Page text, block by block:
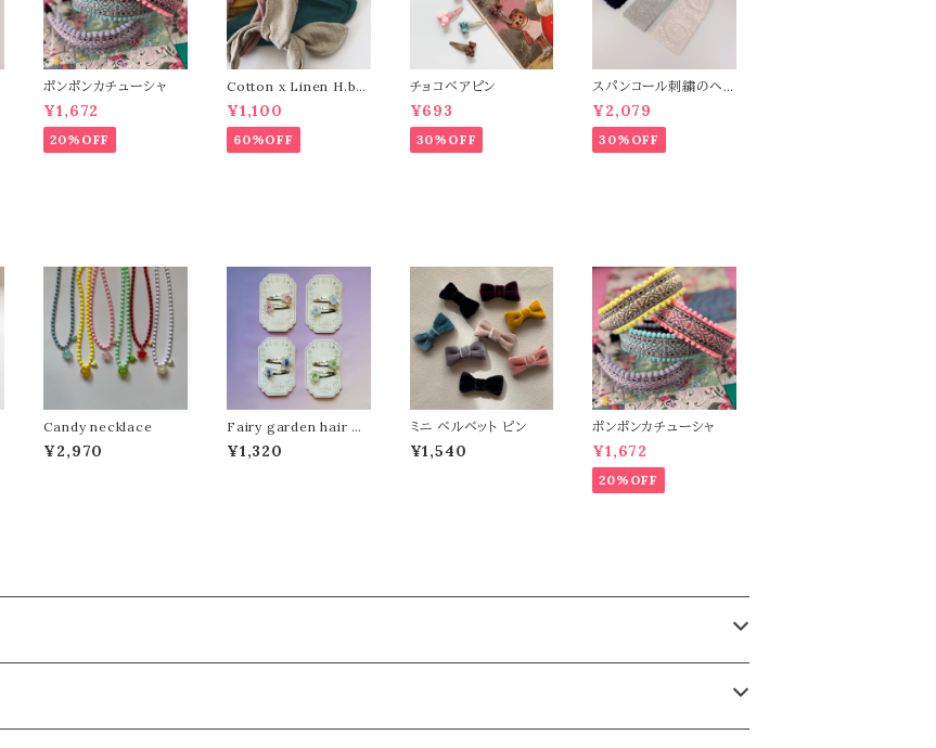
ポンポンカチューシャ
¥1,672
20%OFF
Cotton x Linen H.ba
nd
¥1,100
60%OFF
チョコベアピン
¥693
30%OFF
スパンコール刺繍のヘ
アバンド
¥2,079
30%OFF
Candy necklace
¥2,970
Fairy garden hair pi
ns
¥1,320
ミニ ベルベット ピン
¥1,540
ポンポンカチューシャ
¥1,672
20%OFF